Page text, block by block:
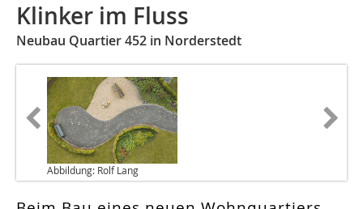
Klinker im Fluss
Neubau Quartier 452 in Norderstedt
Abbildung: Rolf Lang